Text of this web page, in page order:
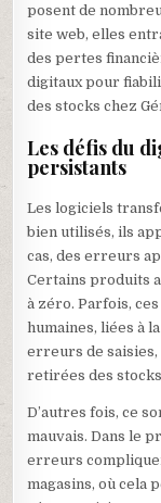
posent de
site web, elles
des pertes
digitaux pour
des stocks chez
Les défis du
persistants
Les logiciels
bien utilisés, ils
cas, des erreurs
Certains produits
à zéro. Parfois,
humaines, liées à
erreurs de saisies,
retirées des
D’autres fois, ce
mauvais. Dans le
erreurs
magasins, où cela